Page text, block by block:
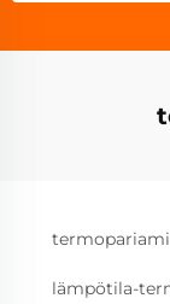
lämpötila-